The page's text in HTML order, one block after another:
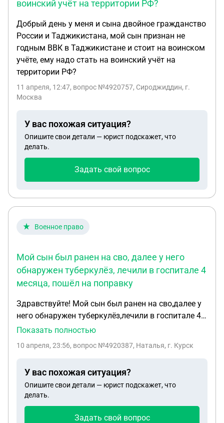
воинский учёт на территории РФ?
Добрый день у меня и сына двойное гражданство
России и Таджикистана, мой сын признан не
годным ВВК в Таджикистане и стоит на воинском
учёте, ему надо стать на воинский учёт на
территории РФ?
11 апреля, 12:47, вопрос №4920757, Сироджиддин, г.
Москва
У вас похожая ситуация?
Опишите свои детали — юрист подскажет, что
делать.
Задать свой вопрос
Военное право
Мой сын был ранен на сво, далее у него
обнаружен туберкулёз, лечили в госпитале 4
месяца, пошёл на поправку
Здравствуйте! Мой сын был ранен на сво,далее у
него обнаружен туберкулёз,лечили в госпитале 4
месяца,пошёл на поправку,выписали и
документами, где стоит группа в и написано, что
значимому заболеванию, в части командир
сказал, что похеру(это слова командира) первым
бортом на сво. Что делать?
Показать полностью
10 апреля, 23:56, вопрос №4920387, Наталья, г. Курск
У вас похожая ситуация?
Опишите свои детали — юрист подскажет, что
делать.
Задать свой вопрос